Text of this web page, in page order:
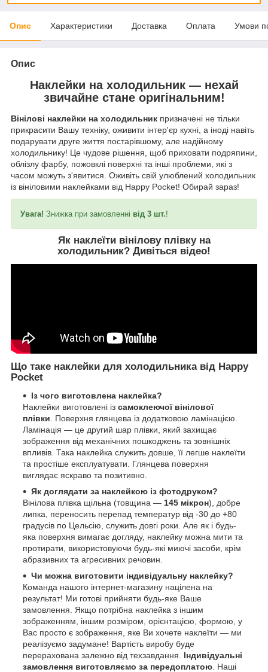
Опис Характеристики Доставка Оплата Умови
Опис
Наклейки на холодильник — нехай
звичайне стане оригінальним!
Вінілові наклейки на холодильник призначені не тільки
прикрасити Вашу техніку, оживити інтер'єр кухні, а іноді навіть
подарувати друге життя постарівшому, але надійному
холодильнику! Це чудове рішення, щоб приховати подряпини,
облізлу фарбу, пожовклі поверхні та інші проблеми, які з
часом можуть з'явитися. Оживіть свій улюблений холодильник
із вініловими наклейками від Happy Pocket! Обирай зараз!
Увага! Знижка при замовленні від 3 шт.!
Як наклеїти вінілову плівку на
холодильник? Дивіться відео!
Що таке наклейки для холодильника від Happy
Pocket
Із чого виготовлена наклейка?
Наклейки виготовлені із самоклеючої вінілової
плівки . Поверхня глянцева із додатковою ламінацією.
Ламінація — це другий шар плівки, який захищає
зображення від механічних пошкоджень та зовнішніх
впливів. Така наклейка служить довше, її легше наклеїти
та простіше експлуатувати. Глянцева поверхня
виглядає яскраво та позитивно.
Як доглядати за наклейкою із фотодруком?
Вінілова плівка щільна (товщина — 145 мікрон), добре
липка, переносить перепад температур від -30 до +80
градусів по Цельсію, служить довгі роки. Але як і будь-
яка поверхня вимагає догляду, наклейку можна мити та
протирати, використовуючи будь-які миючі засоби, крім
абразивних та агресивних речовин.
Чи можна виготовити індивідуальну наклейку?
Команда нашого інтернет-магазину націлена на
результат! Ми готові прийняти будь-яке Ваше
замовлення. Якщо потрібна наклейка з іншим
зображенням, іншим розміром, орієнтацією, формою, у
Вас просто є зображення, яке Ви хочете наклеїти — ми
реалізуємо задумане! Вартість виробу буде
перерахована залежно від техзавдання. Індивідуальні
замовлення виготовляємо за передоплатою . Наші